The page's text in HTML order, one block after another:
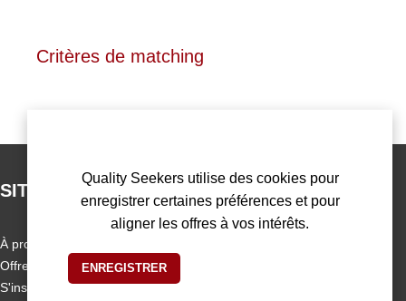
Critères de matching
SITEMAP
À propos de nous
Offres d'emploi
S'inscrire
Quality Seekers utilise des cookies pour
enregistrer certaines préférences et pour
aligner les offres à vos intérêts.